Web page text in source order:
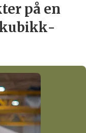
på en
kubikk­